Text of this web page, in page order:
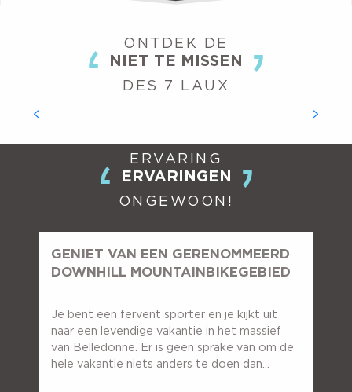
ONTDEK DE
NIET TE MISSEN
DES 7 LAUX
AQUATISCH GEBIED
Wat is het verschil tussen een zomerse dag in de bergen
meer bij Prapoutel / Les 7 Laux, dat overdag altijd open is,
is meer...
ERVARING
ERVARINGEN
ONGEWOON!
GENIET VAN EEN GERENOMMEERD
DOWNHILL MOUNTAINBIKEGEBIED
Je bent een fervent sporter en je kijkt uit
naar een levendige vakantie in het massief
van Belledonne. Er is geen sprake van om de
hele vakantie niets anders te doen dan...